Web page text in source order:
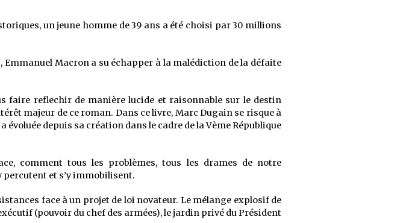
un jeune homme de 39 ans a été choisi par 30 millions
Macron a su échapper à la malédiction de la défaite
faire reflechir de manière lucide et raisonnable sur le destin
majeur de ce roman. Dans ce livre, Marc Dugain se risque à
depuis sa création dans le cadre de la VèmeRépublique
comment tous les problèmes, tous les drames de notre
et s’y immobilisent.
face à un projet de loi novateur. Le mélange explosif de
(pouvoir du chef des armées), le jardin privé du Président